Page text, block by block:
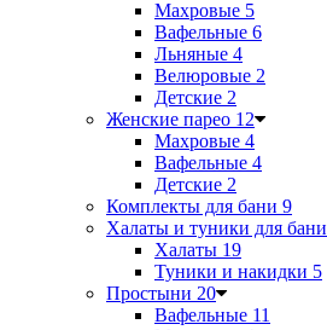
Махровые 5
Вафельные 6
Льняные 4
Велюровые 2
Детские 2
Женские парео 12
Махровые 4
Вафельные 4
Детские 2
Комплекты для бани 9
Халаты и туники для бани
Халаты 19
Туники и накидки 5
Простыни 20
Вафельные 11